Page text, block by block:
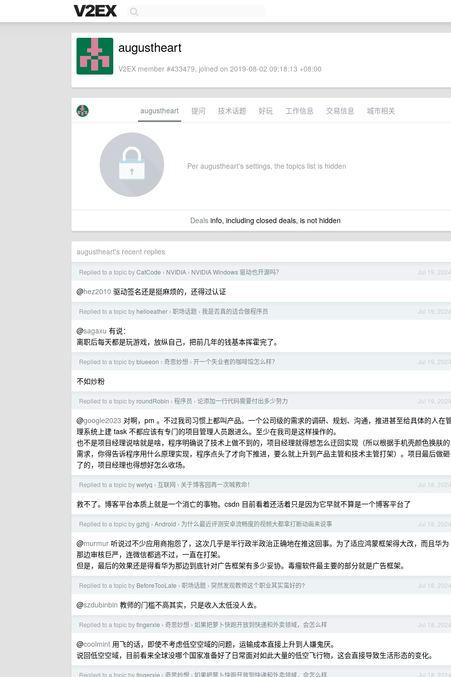
augustheart
V2EX member #433479, joined on 2019-08-02 09:18:13 +08:00
augustheart 提问 技术话题 好玩 工作信息 交易信息 城市相关
Per augustheart's settings, the topics list is hidden
Dealsinfo, including closed deals, is not hidden
augustheart's recent replies
Jul 19, 2024
Replied to a topic byCatCode › NVIDIA › NVIDIA Windows 驱动也开源吗？
@hez2010 驱动签名还是挺麻烦的，还得过认证
Jul 19, 2024
Replied to a topic by helloeather › 职场话题 › 我是否真的适合做程序员
@sagaxu 有说：
离职后每天都是玩游戏，放纵自己，把前几年的钱基本挥霍完了。
Jul 19, 2024
Replied to a topic byblueeon › 奇思妙想 › 开一个失业者的咖啡馆怎么样？
不如炒粉
Jul 19, 2024
Replied to a topic by roundRobin › 程序员 › 论添加一行代码需要付出多少努力
@google2023 对啊，pm 。不过我司习惯上都叫产品。一个公司级的需求的调研、规划、沟通，推进甚至给具体的人在
理系统上建 task 不都应该有专门的项目管理人员跟进么。至少在我司是这样操作的。
也不是项目经理说啥就是啥，程序明确说了技术上做不到的，项目经理就得想怎么迂回实现（所以根据手机壳颜色换肤的
需求，你得告诉程序用什么原理实现，程序点头了才向下推进，要么就上升到产品主管和技术主管打架）。项目最后做砸
了的，项目经理也得想好怎么收场。
Jul 18, 2024
Replied to a topic bywetyq › 互联网 › 关于博客园再一次喊救命！
救不了。博客平台本质上就是一个消亡的事物。csdn 目前看着还活着只是因为它早就不算是一个博客平台了
Jul 18, 2024
Replied to a topic bygzhjj › Android › 为什么最近评测安卓流畅度的视频大都拿打断动画来说事
@murmur 听说过不少应用商抱怨了，这次几乎是半行政半政治正确地在推这回事。为了适应鸿蒙框架得大改，而且华为
那边审核巨严，连微信都逃不过，一直在打架。
但是，最后的效果还是得看华为那边到底针对广告框架有多少妥协。毒瘤软件最主要的部分就是广告框架。
Jul 18, 2024
Replied to a topic by BeforeTooLate › 职场话题 › 突然发现教师这个职业其实蛮好的?
@szdubinbin 教师的门槛不高其实，只是收入太低没人去。
Jul 18, 2024
Replied to a topic byfingerxie › 奇思妙想 › 如果把萝卜快跑开放到快递和外卖领域，会怎么样
@coolmint 用飞的话，即使不考虑低空空域的问题，运输成本直接上升到人嫌鬼厌。
说回低空空域，目前看来全球没哪个国家准备好了日常面对如此大量的低空飞行物，这会直接导致生活形态的变化。
Jul 18, 2024
Replied to a topic byfingerxie › 奇思妙想 › 如果把萝卜快跑开放到快递和外卖领域，会怎么样